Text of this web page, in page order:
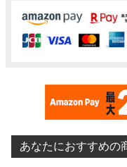
あなたにおすすめの